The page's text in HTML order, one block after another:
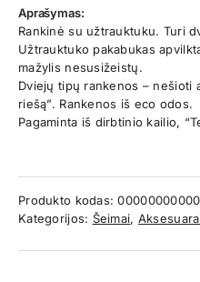
Aprašymas:
Rankinė su užtrauktuku. Turi
Užtrauktuko pakabukas
mažylis nesusižeistų.
Dviejų tipų rankenos – nešioti
riešą”. Rankenos iš eco odos.
Pagaminta iš dirbtinio kailio,
Produkto kodas:
Kategorijos: Šeimai,